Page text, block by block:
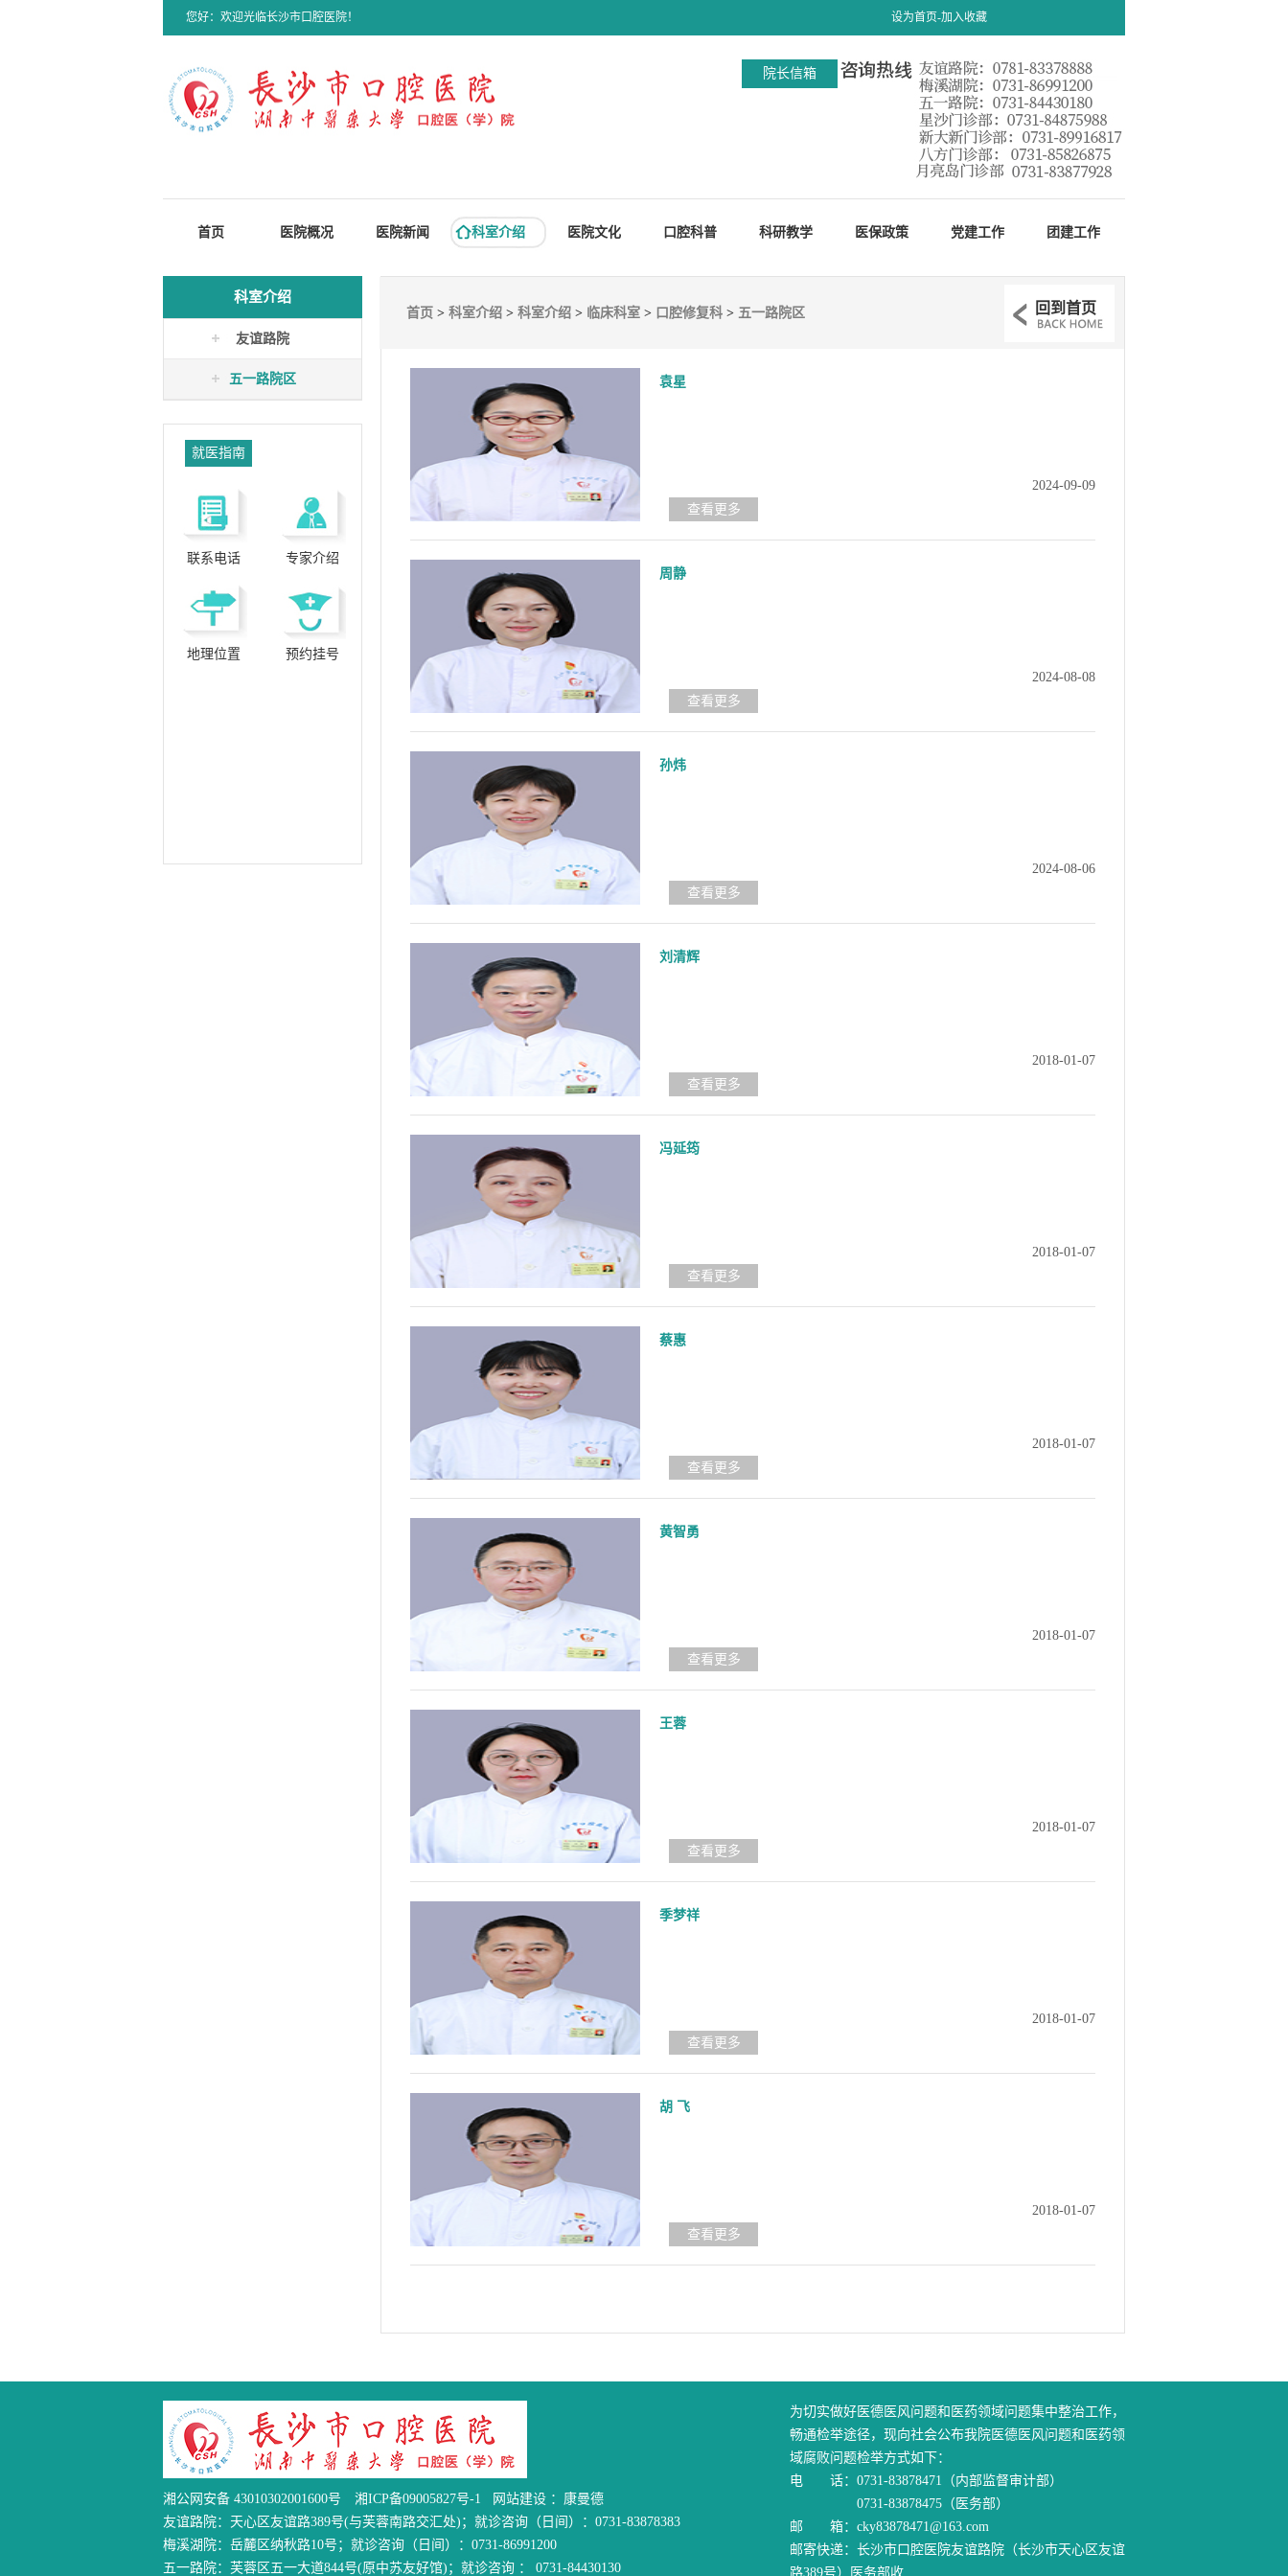
您好：欢迎光临长沙市口腔医院！ 设为首页-加入收藏
院长信箱
首页 医院概况 医院新闻 科室介绍 医院文化 口腔科普 科研教学 医保政策 党建工作 团建工作
科室介绍
友谊路院
五一路院区
就医指南
联系电话 专家介绍
地理位置 预约挂号
首页 > 科室介绍 > 科室介绍 > 临床科室 > 口腔修复科 > 五一路院区 回到首页
袁星
2024-09-09
查看更多
周静
2024-08-08
查看更多
孙炜
2024-08-06
查看更多
刘清辉
2018-01-07
查看更多
冯延筠
2018-01-07
查看更多
蔡惠
2018-01-07
查看更多
黄智勇
2018-01-07
查看更多
王蓉
2018-01-07
查看更多
季梦祥
2018-01-07
查看更多
胡 飞
2018-01-07
查看更多
湘公网安备 43010302001600号 湘ICP备09005827号-1 网站建设 ： 康曼德
友谊路院：天心区友谊路389号(与芙蓉南路交汇处)；就诊咨询（日间）：0731-83878383
梅溪湖院：岳麓区纳秋路10号；就诊咨询（日间）：0731-86991200
五一路院：芙蓉区五一大道844号(原中苏友好馆)；就诊咨询 ： 0731-84430130
为切实做好医德医风问题和医药领域问题集中整治工作，
畅通检举途径，现向社会公布我院医德医风问题和医药领
域腐败问题检举方式如下：
电 话：0731-83878471（内部监督审计部）
0731-83878475（医务部）
邮 箱：cky83878471@163.com
邮寄快递：长沙市口腔医院友谊路院（长沙市天心区友谊
路389号）医务部收